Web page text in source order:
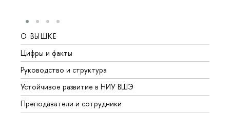
О ВЫШКЕ
Цифры и факты
Руководство и структура
Устойчивое развитие в НИУ ВШЭ
Преподаватели и сотрудники